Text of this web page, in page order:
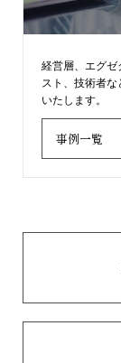
経営層、エグゼ
スト、技術者な
いたします。
事例一覧